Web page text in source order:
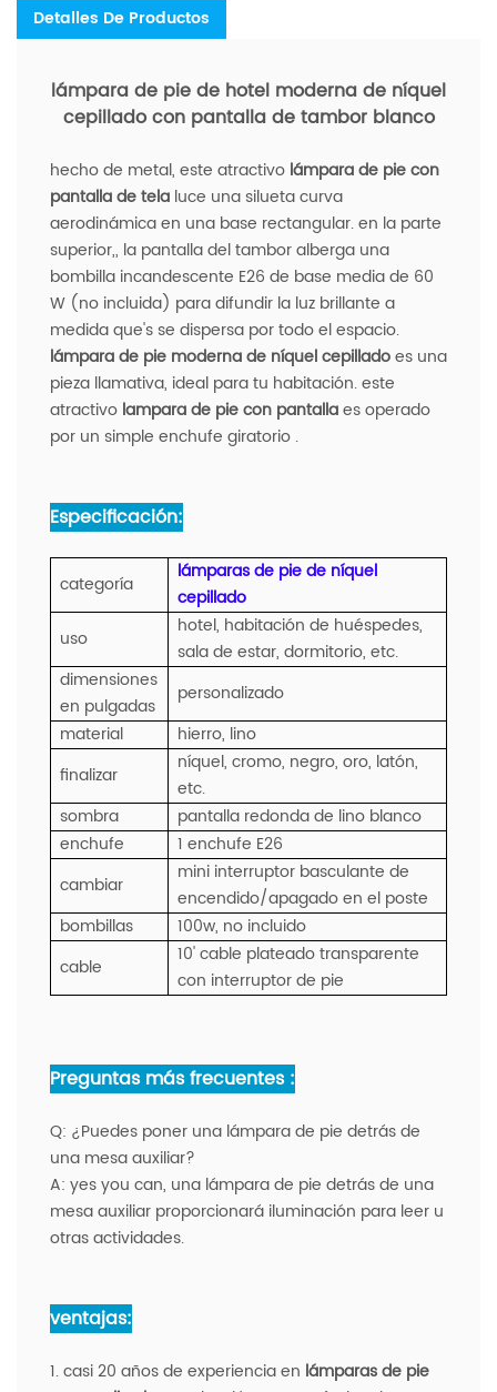
Detalles De Productos
lámpara de pie de hotel moderna de níquel
cepillado con pantalla de tambor blanco
hecho de metal, este atractivo lámpara de pie con
pantalla de tela luce una silueta curva
aerodinámica en una base rectangular. en la parte
superior,, la pantalla del tambor alberga una
bombilla incandescente E26 de base media de 60
W (no incluida) para difundir la luz brillante a
medida que's se dispersa por todo el espacio.
lámpara de pie moderna de níquel cepilladoes una
pieza llamativa, ideal para tu habitación. este
atractivo lampara de pie con pantallaes operado
por un simple enchufe giratorio .
Especificación:
categoría
lámparas de pie de níquel
cepillado
uso
hotel, habitación de huéspedes,
sala de estar, dormitorio, etc.
dimensiones
en pulgadas
personalizado
material
hierro, lino
finalizar
níquel, cromo, negro, oro, latón,
etc.
sombra
pantalla redonda de lino blanco
enchufe
1 enchufe E26
cambiar
mini interruptor basculante de
encendido/apagado en el poste
bombillas
100w, no incluido
cable
10' cable plateado transparente
con interruptor de pie
Preguntas más frecuentes :
Q: ¿Puedes poner una lámpara de pie detrás de
una mesa auxiliar?
A: yes you can, una lámpara de pie detrás de una
mesa auxiliar proporcionará iluminación para leer u
otras actividades.
ventajas:
1. casi 20 años de experiencia en lámparas de pie